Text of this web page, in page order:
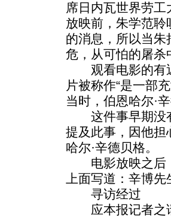
席日内瓦世界劳
放映前，朱学范聆
的消息，所以当
危，从可怕的屠杀
观看电影的有近
片被称作“是一部
当时，伯恩哈尔·
这件事早期没有
提及此事，因他担
哈尔·辛德贝格。
电影放映之后，
上面写道：辛博先
寻访经过
应本报记者之请